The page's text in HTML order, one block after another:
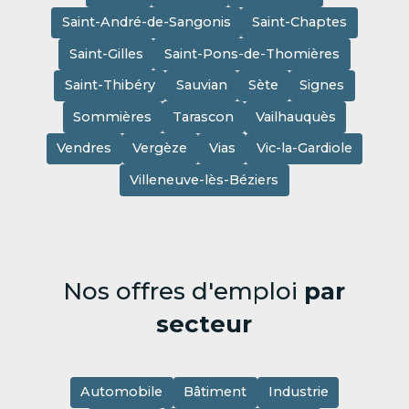
Saint-André-de-Sangonis
Saint-Chaptes
Saint-Gilles
Saint-Pons-de-Thomières
Saint-Thibéry
Sauvian Sète
Signes
Sommières
Tarascon
Vailhauquès
Vendres
Vergèze Vias
Vic-la-Gardiole
Villeneuve-lès-Béziers
Nos offres d'emploi par
secteur
Automobile Bâtiment Industrie